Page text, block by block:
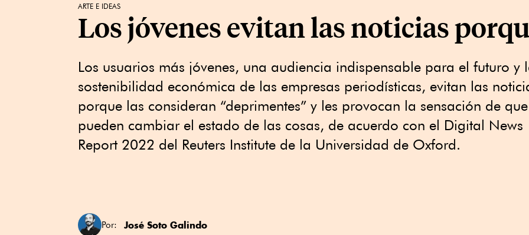
ARTE E IDEAS
Los jóvenes evitan las noticias
Los usuarios más jóvenes, una audiencia indispensable para el futuro y
sostenibilidad económica de las empresas periodísticas, evitan las
porque las consideran “deprimentes” y les provocan la sensación de
pueden cambiar el estado de las cosas, de acuerdo con el Digital News
Report 2022 del Reuters Institute de la Universidad de Oxford.
Por: José Soto Galindo